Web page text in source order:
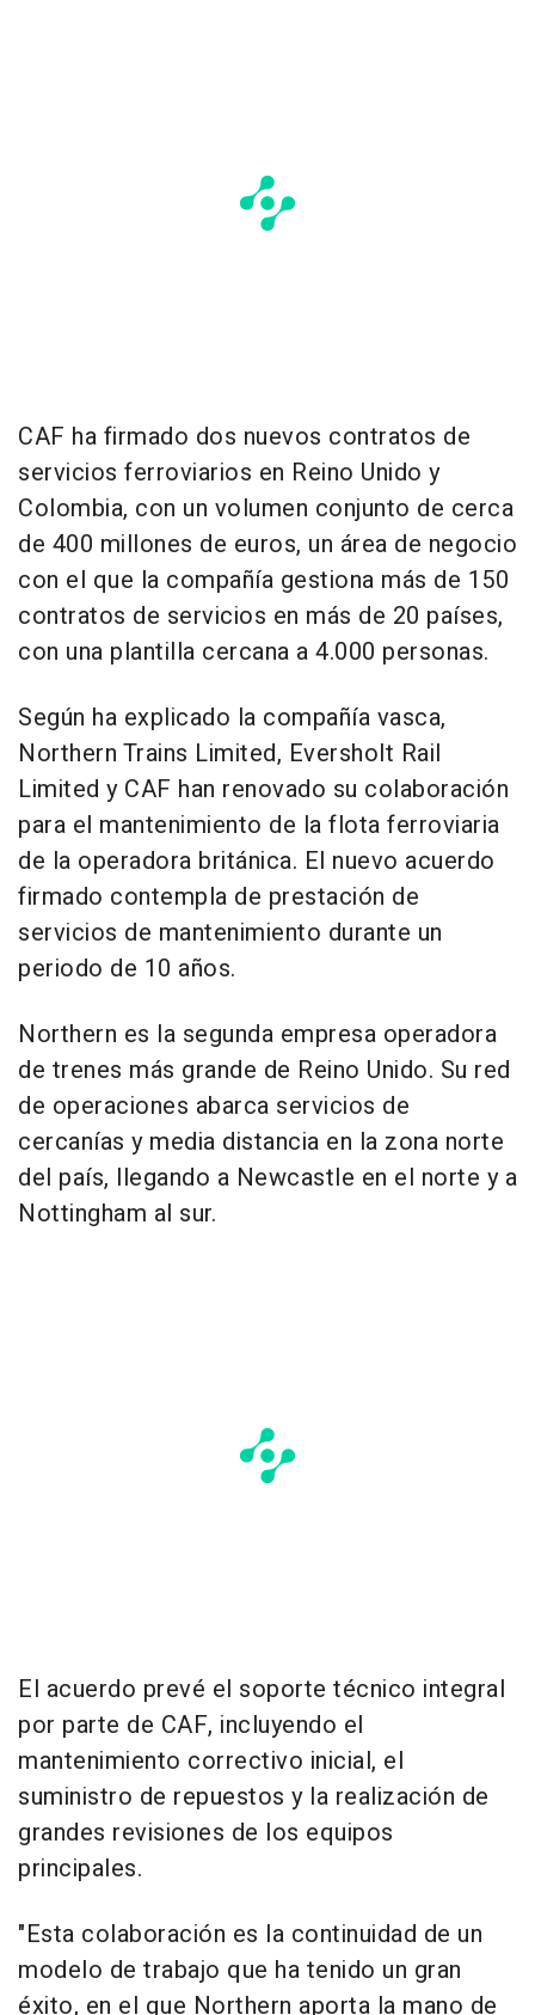
CAF ha firmado dos nuevos contratos de
servicios ferroviarios en Reino Unido y
Colombia, con un volumen conjunto de cerca
de 400 millones de euros, un área de negocio
con el que la compañía gestiona más de 150
contratos de servicios en más de 20 países,
con una plantilla cercana a 4.000 personas.
Según ha explicado la compañía vasca,
Northern Trains Limited, Eversholt Rail
Limited y CAF han renovado su colaboración
para el mantenimiento de la flota ferroviaria
de la operadora británica. El nuevo acuerdo
firmado contempla de prestación de
servicios de mantenimiento durante un
periodo de 10 años.
Northern es la segunda empresa operadora
de trenes más grande de Reino Unido. Su red
de operaciones abarca servicios de
cercanías y media distancia en la zona norte
del país, llegando a Newcastle en el norte y a
Nottingham al sur.
El acuerdo prevé el soporte técnico integral
por parte de CAF, incluyendo el
mantenimiento correctivo inicial, el
suministro de repuestos y la realización de
grandes revisiones de los equipos
principales.
"Esta colaboración es la continuidad de un
modelo de trabajo que ha tenido un gran
éxito, en el que Northern aporta la mano de